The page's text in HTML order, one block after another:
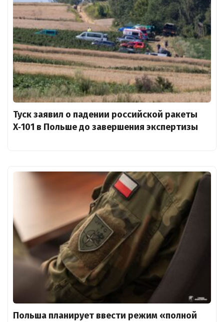
Туск заявил о падении российской ракеты
X‑101 в Польше до завершения экспертизы
Польша планирует ввести режим «полной